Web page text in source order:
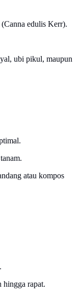
edulis Kerr).
ubi pikul, maupun
atau kompos
hingga rapat.